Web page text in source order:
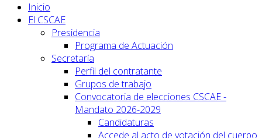
Inicio
El CSCAE
Presidencia
Programa de Actuación
Secretaría
Perfil del contratante
Grupos de trabajo
Convocatoria de elecciones CSCAE -
Mandato 2026-2029
Candidaturas
Accede al acto de votación del cuerpo